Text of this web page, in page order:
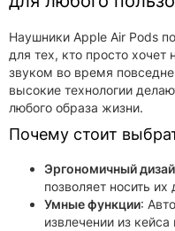
Наушники Apple Air Pods
для тех, кто просто
звуком во время
высокие технологии
любого образа жизни.
Почему стоит
Эргономичный
позволяет носить
Умные функции:
извлечении из